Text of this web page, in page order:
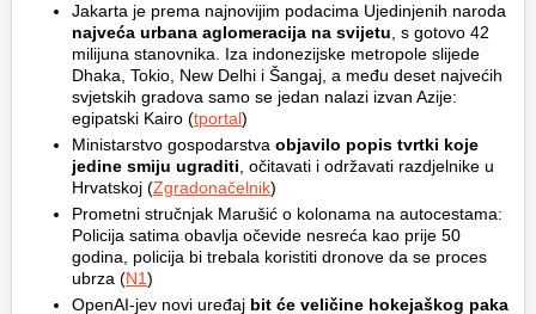
Jakarta je prema najnovijim podacima Ujedinjenih naroda
najveća urbana aglomeracija na svijetu , s gotovo 42
milijuna stanovnika. Iza indonezijske metropole slijede
Dhaka, Tokio, New Delhi i Šangaj, a među deset najvećih
svjetskih gradova samo se jedan nalazi izvan Azije:
egipatski Kairo (tportal)
Ministarstvo gospodarstva objavilo popis tvrtki koje
jedine smiju ugraditi , očitavati i održavati razdjelnike u
Hrvatskoj (Zgradonačelnik)
Prometni stručnjak Marušić o kolonama na autocestama:
Policija satima obavlja očevide nesreća kao prije 50
godina, policija bi trebala koristiti dronove da se proces
ubrza (N1)
OpenAI-jev novi uređaj bit će veličine hokejaškog paka